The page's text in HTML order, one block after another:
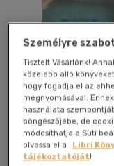
Angol-
Héber (1)
Holland(145)
Latin(258)
Latin (1)
több nyelv
A Jászóvári
Kanonokok
jelentése az 1904-
Dr. Horváth Balázs
Személyre
Tisztelt Vásárlónk!
közelebb álló
hogy fogadja el az
megnyomásával.
használata
böngészőjébe, de
módosíthatja a Süti
olvassa el a
Libri
tájékoztatóját!